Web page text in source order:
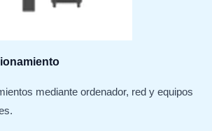
mediante ordenador, red y equipos